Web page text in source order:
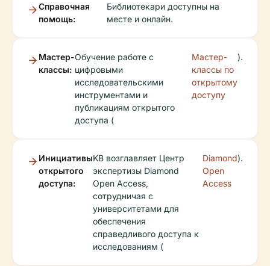
Справочная
помощь:
Библиотекари доступны на
месте и онлайн.
Мастер-
классы:
Обучение работе с
цифровыми
исследовательскими
инструментами и
публикациям открытого
доступа (
Мастер-
классы по
открытому
доступу
).
Инициативы
открытого
доступа:
KB возглавляет Центр
экспертизы Diamond
Open Access,
сотрудничая с
университетами для
обеспечения
справедливого доступа к
исследованиям (
Diamond
Open
Access
).